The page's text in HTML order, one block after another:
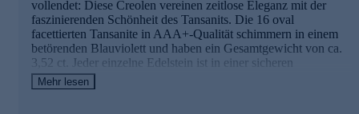
vollendet: Diese Creolen vereinen zeitlose Eleganz mit der
faszinierenden Schönheit des Tansanits. Die 16 oval
facettierten Tansanite in AAA+-Qualität schimmern in einem
betörenden Blauviolett und haben ein Gesamtgewicht von ca.
3,52 ct. Jeder einzelne Edelstein ist in einer sicheren
Krappenfassung aus rhodiniertem Sterlingsilber 925 gefasst,
das hochglanzpoliert wurde und die Steine perfekt in Szene
Mehr lesen